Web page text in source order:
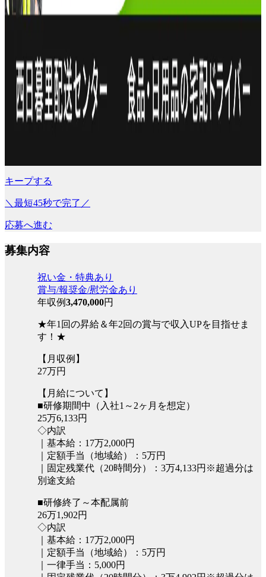
キープする
＼最短45秒で完了／
応募へ進む
募集内容
祝い金・特典あり
賞与/報奨金/慰労金あり
年収例3,470,000円
★年1回の昇給＆年2回の賞与で収入UPを目指せま
す！★
【月収例】
27万円
【月給について】
■研修期間中（入社1～2ヶ月を想定）
25万6,133円
◇内訳
｜基本給：17万2,000円
｜定額手当（地域給）：5万円
｜固定残業代（20時間分）：3万4,133円※超過分は
別途支給
■研修終了～本配属前
26万1,902円
◇内訳
｜基本給：17万2,000円
｜定額手当（地域給）：5万円
｜一律手当：5,000円